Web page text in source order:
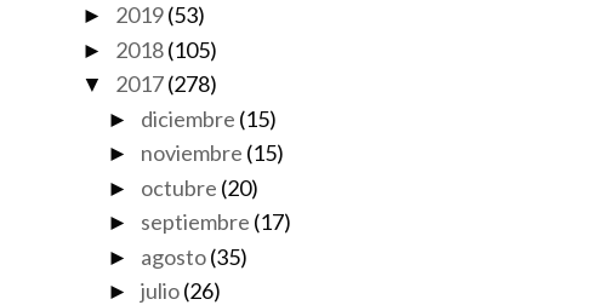
► 2019 (53)
► 2018 (105)
▼ 2017 (278)
► diciembre (15)
► noviembre (15)
► octubre (20)
► septiembre (17)
► agosto(35)
►julio(26)